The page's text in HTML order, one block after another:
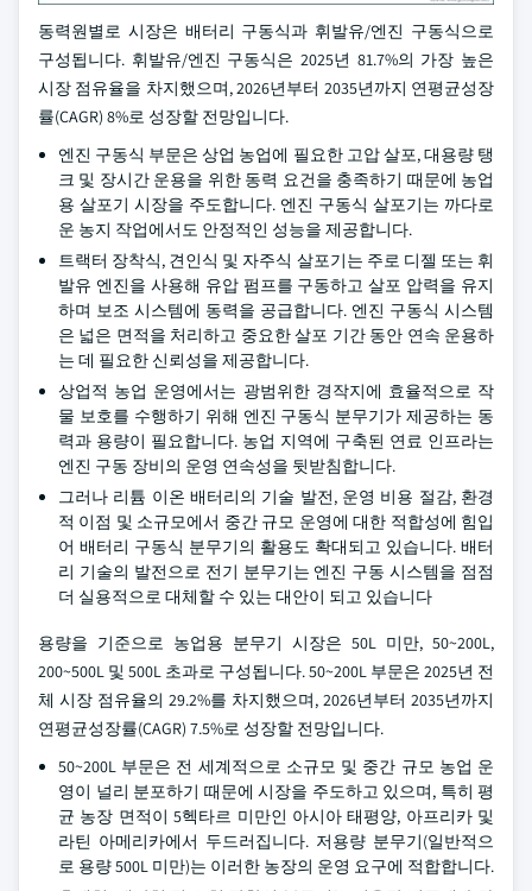
동력원별로 시장은 배터리 구동식과 휘발유/엔진 구동식으로
구성됩니다. 휘발유/엔진 구동식은 2025년 81.7%의 가장 높은
시장 점유율을 차지했으며, 2026년부터 2035년까지 연평균성장
률(CAGR) 8%로 성장할 전망입니다.
엔진 구동식 부문은 상업 농업에 필요한 고압 살포, 대용량 탱
크 및 장시간 운용을 위한 동력 요건을 충족하기 때문에 농업
용 살포기 시장을 주도합니다. 엔진 구동식 살포기는 까다로
운 농지 작업에서도 안정적인 성능을 제공합니다.
트랙터 장착식, 견인식 및 자주식 살포기는 주로 디젤 또는 휘
발유 엔진을 사용해 유압 펌프를 구동하고 살포 압력을 유지
하며 보조 시스템에 동력을 공급합니다. 엔진 구동식 시스템
은 넓은 면적을 처리하고 중요한 살포 기간 동안 연속 운용하
는 데 필요한 신뢰성을 제공합니다.
상업적 농업 운영에서는 광범위한 경작지에 효율적으로 작
물 보호를 수행하기 위해 엔진 구동식 분무기가 제공하는 동
력과 용량이 필요합니다. 농업 지역에 구축된 연료 인프라는
엔진 구동 장비의 운영 연속성을 뒷받침합니다.
그러나 리튬 이온 배터리의 기술 발전, 운영 비용 절감, 환경
적 이점 및 소규모에서 중간 규모 운영에 대한 적합성에 힘입
어 배터리 구동식 분무기의 활용도 확대되고 있습니다. 배터
리 기술의 발전으로 전기 분무기는 엔진 구동 시스템을 점점
더 실용적으로 대체할 수 있는 대안이 되고 있습니다
용량을 기준으로 농업용 분무기 시장은 50L 미만, 50~200L,
200~500L 및 500L 초과로 구성됩니다. 50~200L 부문은 2025년 전
체 시장 점유율의 29.2%를 차지했으며, 2026년부터 2035년까지
연평균성장률(CAGR) 7.5%로 성장할 전망입니다.
50~200L 부문은 전 세계적으로 소규모 및 중간 규모 농업 운
영이 널리 분포하기 때문에 시장을 주도하고 있으며, 특히 평
균 농장 면적이 5헥타르 미만인 아시아 태평양, 아프리카 및
라틴 아메리카에서 두드러집니다. 저용량 분무기(일반적으
로 용량 500L 미만)는 이러한 농장의 운영 요구에 적합합니다.